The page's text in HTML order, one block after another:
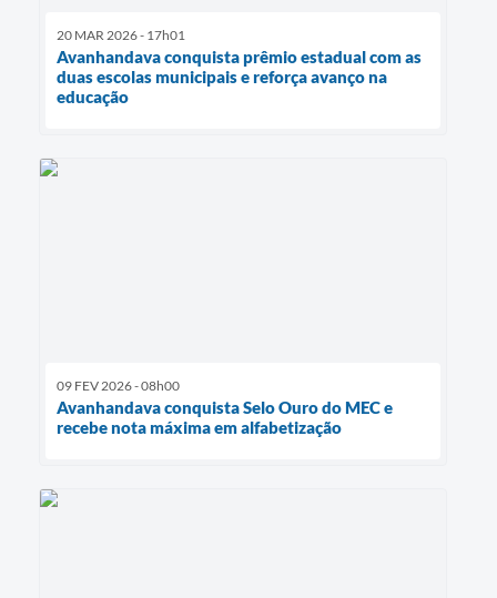
20 MAR 2026 - 17h01
Avanhandava conquista prêmio estadual com as
duas escolas municipais e reforça avanço na
educação
09 FEV 2026 - 08h00
Avanhandava conquista Selo Ouro do MEC e
recebe nota máxima em alfabetização